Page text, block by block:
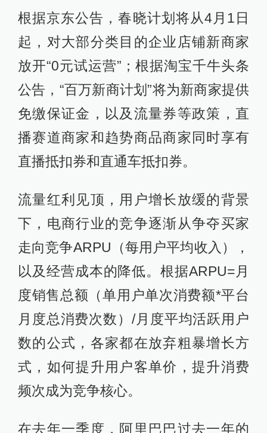
根据京东公告，春晓计划将从4月1日
起，对大部分类目的企业店铺新商家
放开“0元试运营”；根据淘宝千牛头条
公告，“百万新商计划”将为新商家提供
免缴保证金，以及流量券等政策，直
播赛道商家和趋势商品商家同时享有
直播抵扣券和直通车抵扣券。
流量红利见顶，用户增长放缓的背景
下，电商行业的竞争逐渐从争夺买家
走向竞争ARPU（每用户平均收入），
以及经营成本的降低。根据ARPU=月
度销售总额（单用户单次消费额*平台
月度总消费次数）/月度平均活跃用户
数的公式，各家都在放弃粗暴增长方
式，如何提升用户客单价，提升消费
频次成为竞争核心。
在去年一季度，阿里巴巴过去一年的